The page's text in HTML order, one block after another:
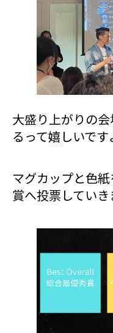
大盛り上がりの
るって嬉しいです
マグカップと色
賞へ投票していき